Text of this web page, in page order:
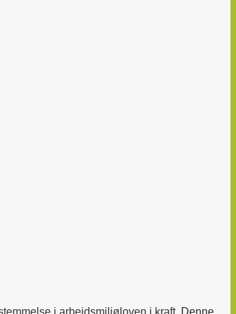
i arbejdsmiljøloven i kraft. Denne